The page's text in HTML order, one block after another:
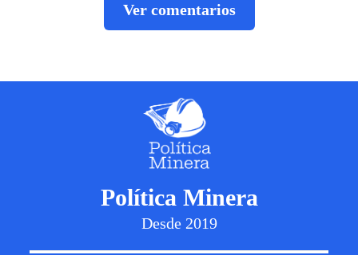
Ver comentarios
Política Minera
Desde 2019